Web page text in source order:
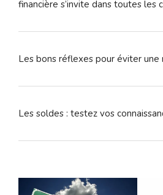
financière s’invite dans toutes les
Les bons réflexes pour éviter une
Les soldes : testez vos